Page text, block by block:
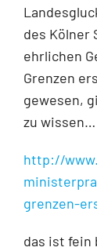
des Kölner
ehrlichen
Grenzen
gewesen,
zu wissen…
http://
grenzen-
das ist fein